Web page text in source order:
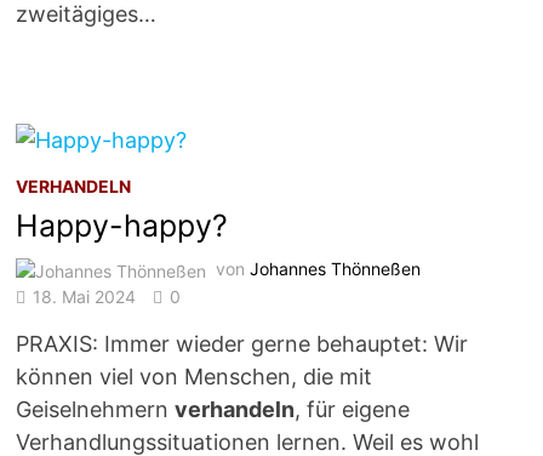
zweitägiges…
VERHANDELN
Happy-happy?
vonJohannes Thönneßen
18. Mai 2024
0
PRAXIS: Immer wieder gerne behauptet: Wir
können viel von Menschen, die mit
Geiselnehmernverhandeln, für eigene
Verhandlungssituationen lernen. Weil es wohl